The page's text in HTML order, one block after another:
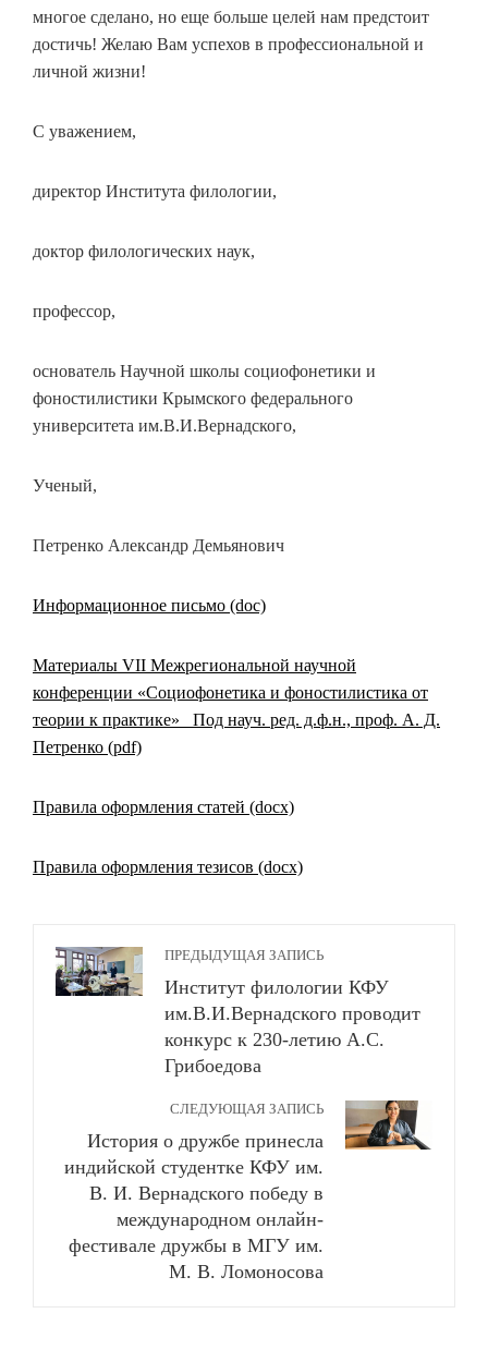
многое сделано, но еще больше целей нам предстоит
достичь! Желаю Вам успехов в профессиональной и
личной жизни!
С уважением,
директор Института филологии,
доктор филологических наук,
профессор,
основатель Научной школы социофонетики и
фоностилистики Крымского федерального
университета им.В.И.Вернадского,
Ученый,
Петренко Александр Демьянович
Информационное письмо (doc)
Материалы VII Межрегиональной научной
конференции «Социофонетика и фоностилистика от
теории к практике» _Под науч. ред. д.ф.н., проф. А. Д.
Петренко (pdf)
Правила оформления статей (docx)
Правила оформления тезисов (docx)
ПРЕДЫДУЩАЯ ЗАПИСЬ
Институт филологии КФУ
им.В.И.Вернадского проводит
конкурс к 230-летию А.С.
Грибоедова
СЛЕДУЮЩАЯ ЗАПИСЬ
История о дружбе принесла
индийской студентке КФУ им.
В. И. Вернадского победу в
международном онлайн-
фестивале дружбы в МГУ им.
М. В. Ломоносова